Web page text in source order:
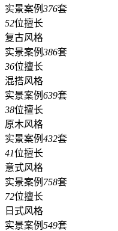
实景案例 376套
52位擅长
复古风格
实景案例 386套
36位擅长
混搭风格
实景案例 639套
38位擅长
原木风格
实景案例 432套
41位擅长
意式风格
实景案例 758套
72位擅长
日式风格
实景案例 549套